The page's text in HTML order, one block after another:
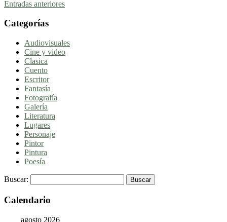
Entradas anteriores
Categorías
Audiovisuales
Cine y video
Clasica
Cuento
Escritor
Fantasía
Fotografía
Galería
Literatura
Lugares
Personaje
Pintor
Pintura
Poesía
Buscar:
Calendario
agosto 2026